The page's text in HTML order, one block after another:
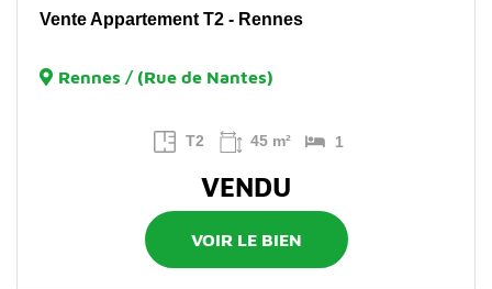
Vente Appartement T2 - Rennes
Rennes / (Rue de Nantes)
T2 45 m² 1
VENDU
VOIR LE BIEN